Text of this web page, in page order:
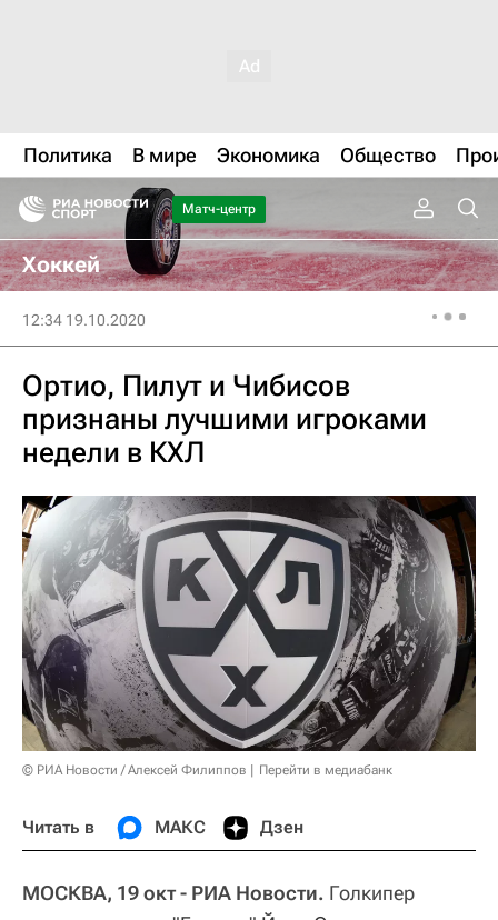
Политика В мире Экономика Общество
Матч-центр
Хоккей
12:34 19.10.2020
Ортио, Пилут и Чибисов
признаны лучшими игроками
недели в КХЛ
© РИА Новости / Алексей Филиппов Перейти в медиабанк
Читать в МАКС Дзен
МОСКВА, 19 окт - РИА Новости. Голкипер